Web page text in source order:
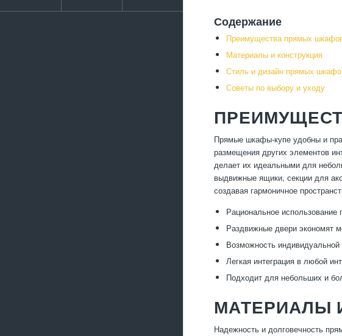
Содержание
Преимущества прямых
Материалы и конструкция
Стиль и дизайн прямых
Советы по выбору и уходу
Прямые шкафы-купе удобны и
размещения других элементов
делает их идеальными для
выдвижные ящики, секции для
создавая гармоничное
Рациональное использование
Раздвижные двери экономят
Возможность индивидуальной
Легкая интеграция в любой
Подходит для небольших и
МАТЕРИАЛЫ
Надежность и долговечность